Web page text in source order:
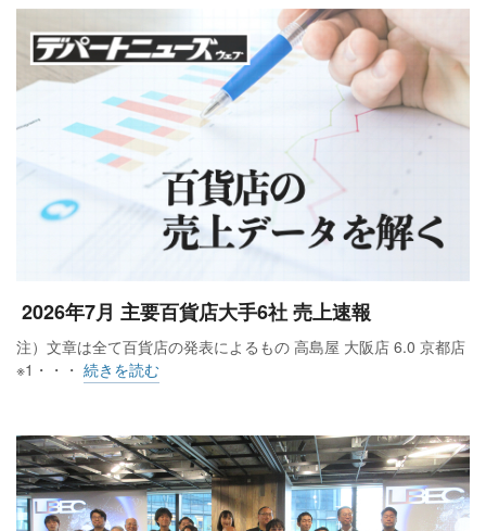
の4つはそれぞれ、本館3～4階、本館8階、北館地下1階、北館
6階のフロアを中心に具現化していく。
本館3～4階は「新たなファッションフロアのスタンダード」
を目指し、ショップの約6割が新規導入となる。うち約3割が
東海地方初出店。3階は世界のファッションシーンをけん引す
るクリエイティブなブランドを中心に、世界のトレンドに触
れられるフロアにする。4階はフロアの中央に自主運営の新ゾ
ーンを設け、海外のファッションシーンに挑戦する国内発の
デザイナーブランドやジュエリーブランドを展開。ジュエリ
ーや香りアイテムも集積する。
本館8階は、国内百貨店では初となる、フロア全てをアートの
に」をコンセプトに、展開面積を約2.5倍へ拡大。2つの画廊に
加え、オープンな空間のギャラリースペース、アートを感じ
ながらくつろげるカフェを併設する。 隣接する屋上はアート
に気軽に触れることができ、学びのある屋上遊園へと刷新す
2026年7月 主要百貨店大手6社 売上速報
注）文章は全て百貨店の発表によるもの 高島屋 大阪店 6.0 京都店
※1・・・ 続きを読む